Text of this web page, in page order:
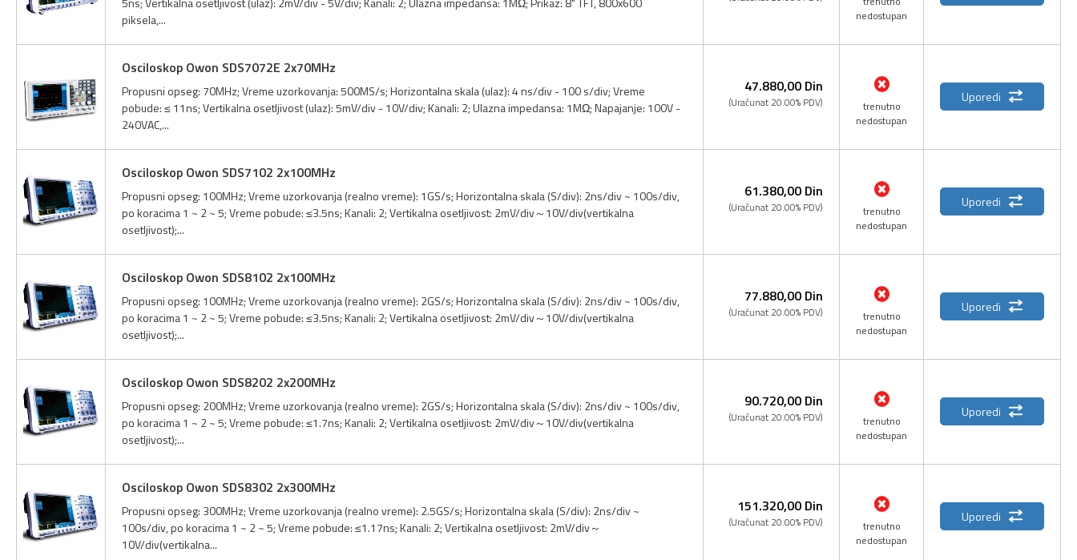
piksela,...
nedostupan
Osciloskop Owon SDS7072E 2x70MHz
Propusni opseg: 70MHz; Vreme uzorkovanja: 500MS/s; Horizontalna skala (ulaz): 4 ns/div - 100 s/div; Vreme
pobude: ≤ 11ns; Vertikalna osetljivost (ulaz): 5mV/div - 10V/div; Kanali: 2; Ulazna impedansa: 1MΩ; Napajanje: 100V -
240VAC,...
47.880,00 Din
(Uračunat 20.00% PDV)
trenutno
nedostupan
Uporedi
Osciloskop Owon SDS7102 2x100MHz
Propusni opseg: 100MHz; Vreme uzorkovanja (realno vreme): 1GS/s; Horizontalna skala (S/div): 2ns/div ~ 100s/div,
po koracima 1 ~ 2 ~ 5; Vreme pobude: ≤3.5ns; Kanali: 2; Vertikalna osetljivost: 2mV/div～10V/div(vertikalna
osetljivost);...
61.380,00 Din
(Uračunat 20.00% PDV)
trenutno
nedostupan
Uporedi
Osciloskop Owon SDS8102 2x100MHz
Propusni opseg: 100MHz; Vreme uzorkovanja (realno vreme): 2GS/s; Horizontalna skala (S/div): 2ns/div ~ 100s/div,
po koracima 1 ~ 2 ~ 5; Vreme pobude: ≤3.5ns; Kanali: 2; Vertikalna osetljivost: 2mV/div～10V/div(vertikalna
osetljivost);...
77.880,00 Din
(Uračunat 20.00% PDV)
trenutno
nedostupan
Uporedi
Osciloskop Owon SDS8202 2x200MHz
Propusni opseg: 200MHz; Vreme uzorkovanja (realno vreme): 2GS/s; Horizontalna skala (S/div): 2ns/div ~ 100s/div,
po koracima 1 ~ 2 ~ 5; Vreme pobude: ≤1.7ns; Kanali: 2; Vertikalna osetljivost: 2mV/div～10V/div(vertikalna
osetljivost);...
90.720,00 Din
(Uračunat 20.00% PDV)
trenutno
nedostupan
Uporedi
Osciloskop Owon SDS8302 2x300MHz
Propusni opseg: 300MHz; Vreme uzorkovanja (realno vreme): 2.5GS/s; Horizontalna skala (S/div): 2ns/div ~
100s/div, po koracima 1 ~ 2 ~ 5; Vreme pobude: ≤1.17ns; Kanali: 2; Vertikalna osetljivost: 2mV/div～
10V/div(vertikalna...
151.320,00 Din
(Uračunat 20.00% PDV)
trenutno
nedostupan
Uporedi